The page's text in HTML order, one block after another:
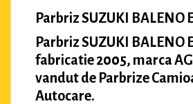
Parbriz SUZUKI BALENO
Parbriz SUZUKI BALENO
fabricatie 2005, marca
vandut de Parbrize
Autocare.